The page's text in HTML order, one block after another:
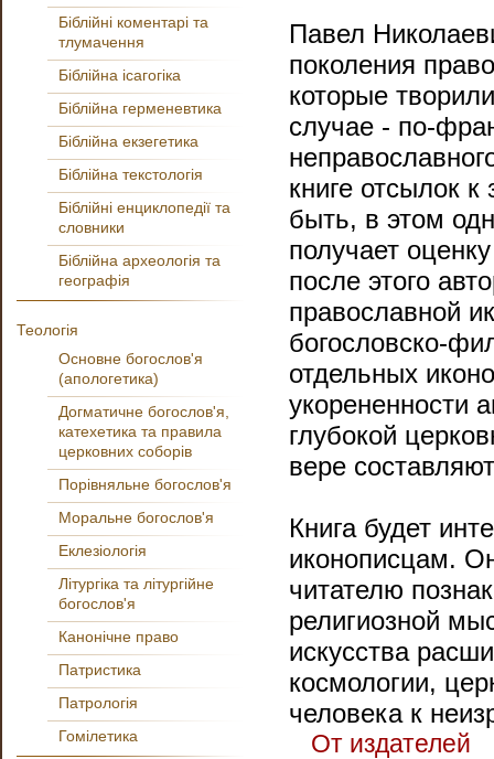
Павел
поколения
которые
случае - по-
книге отсылок
быть, в этом
получает
после этого
православной
богословско-
отдельных
укорененности
глубокой
вере
Книга будет
иконописцам.
читателю
религиозной
искусства
космологии,
человека к
От издателей
Біблійні коментарі та
тлумачення
Біблійна ісагогіка
Біблійна герменевтика
Біблійна екзегетика
Біблійна текстологія
Біблійні енциклопедії та
словники
Біблійна археологія та
географія
Теологія
Основне богослов'я
(апологетика)
Догматичне богослов'я,
катехетика та правила
церковних соборів
Порівняльне богослов'я
Моральне богослов'я
Еклезіологія
Літургіка та літургійне
богослов'я
Канонічне право
Патристика
Патрологія
Гомілетика